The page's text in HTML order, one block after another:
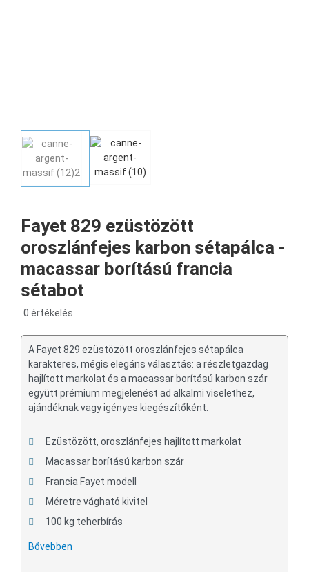
Fayet 829 ezüstözött
oroszlánfejes karbon sétapálca -
macassar borítású francia
sétabot
0 értékelés
A Fayet 829 ezüstözött oroszlánfejes sétapálca
karakteres, mégis elegáns választás: a részletgazdag
hajlított markolat és a macassar borítású karbon szár
együtt prémium megjelenést ad alkalmi viselethez,
ajándéknak vagy igényes kiegészítőként.
Ezüstözött, oroszlánfejes hajlított markolat
Macassar borítású karbon szár
Francia Fayet modell
Méretre vágható kivitel
100 kg teherbírás
Bővebben